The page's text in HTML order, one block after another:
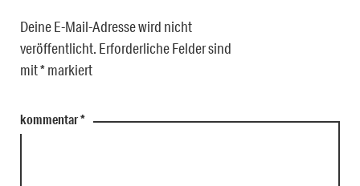
Deine E-Mail-Adresse wird nicht
veröffentlicht. Erforderliche Felder sind
mit*markiert
kommentar*